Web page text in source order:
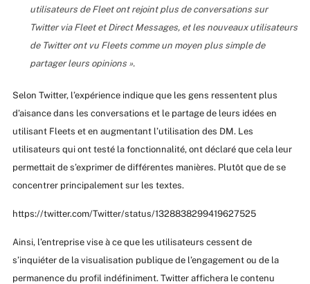
utilisateurs de Fleet ont rejoint plus de conversations sur
Twitter via Fleet et Direct Messages, et les nouveaux utilisateurs
de Twitter ont vu Fleets comme un moyen plus simple de
partager leurs opinions ».
Selon Twitter, l’expérience indique que les gens ressentent plus
d’aisance dans les conversations et le partage de leurs idées en
utilisant Fleets et en augmentant l’utilisation des DM. Les
utilisateurs qui ont testé la fonctionnalité, ont déclaré que cela leur
permettait de s’exprimer de différentes manières. Plutôt que de se
concentrer principalement sur les textes.
https://twitter.com/Twitter/status/1328838299419627525
Ainsi, l’entreprise vise à ce que les utilisateurs cessent de
s’inquiéter de la visualisation publique de l’engagement ou de la
permanence du profil indéfiniment. Twitter affichera le contenu